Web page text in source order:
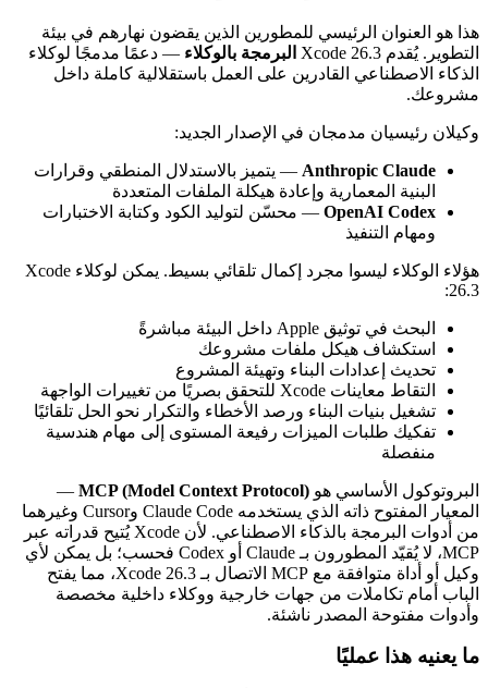
هذا هو العنوان الرئيسي للمطورين الذين يقضون نهارهم في بيئة
التطوير. يُقدم Xcode 26.3
البرمجة بالوكلاء— دعمًا مدمجًا لوكلاء
الذكاء الاصطناعي القادرين على العمل باستقلالية كاملة داخل
مشروعك.
وكيلان رئيسيان مدمجان في الإصدار الجديد:
Anthropic Claude— يتميز بالاستدلال المنطقي وقرارات
البنية المعمارية وإعادة هيكلة الملفات المتعددة
OpenAI Codex— محسّن لتوليد الكود وكتابة الاختبارات
ومهام التنفيذ
هؤلاء الوكلاء ليسوا مجرد إكمال تلقائي بسيط. يمكن لوكلاء Xcode
26.3:
البحث في توثيق Apple داخل البيئة مباشرةً
استكشاف هيكل ملفات مشروعك
تحديث إعدادات البناء وتهيئة المشروع
التقاط معاينات Xcode للتحقق بصريًا من تغييرات الواجهة
تشغيل بنيات البناء ورصد الأخطاء والتكرار نحو الحل تلقائيًا
تفكيك طلبات الميزات رفيعة المستوى إلى مهام هندسية
منفصلة
البروتوكول الأساسي هوMCP (Model Context Protocol)
—
المعيار المفتوح ذاته الذي يستخدمه Claude Code وCursor وغيرهما
من أدوات البرمجة بالذكاء الاصطناعي. لأن Xcode يُتيح قدراته عبر
MCP، لا يُقيّد المطورون بـ Claude أو Codex فحسب؛ بل يمكن لأي
وكيل أو أداة متوافقة مع MCP الاتصال بـ Xcode 26.3، مما يفتح
الباب أمام تكاملات من جهات خارجية ووكلاء داخلية مخصصة
وأدوات مفتوحة المصدر ناشئة.
ما يعنيه هذا عمليًا